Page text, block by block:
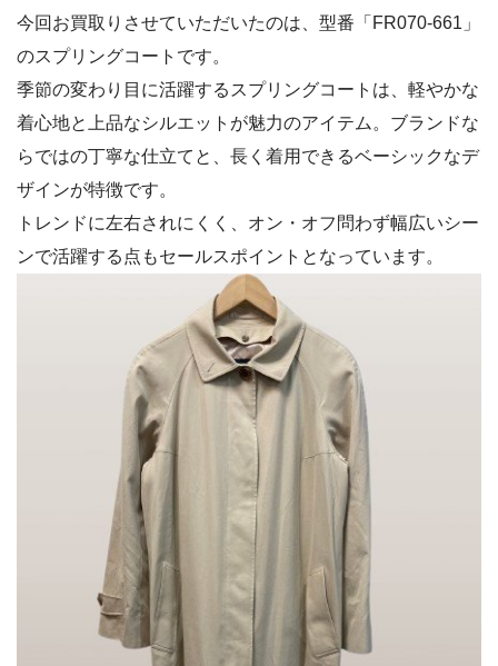
今回お買取りさせていただいたのは、型番「FR070-661」
のスプリングコートです。
季節の変わり目に活躍するスプリングコートは、軽やかな
着心地と上品なシルエットが魅力のアイテム。ブランドな
らではの丁寧な仕立てと、長く着用できるベーシックなデ
ザインが特徴です。
トレンドに左右されにくく、オン・オフ問わず幅広いシー
ンで活躍する点もセールスポイントとなっています。